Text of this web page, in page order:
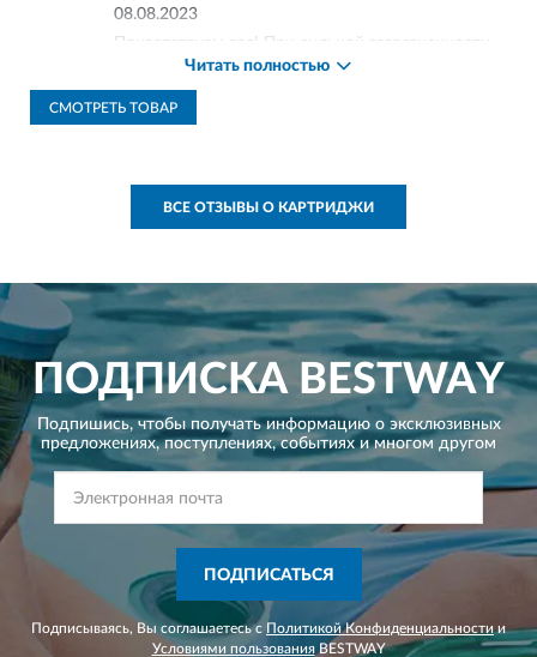
08.08.2023
Приветствуем вас! При сильной загрязненности
воды, картридж следует менять каждые две
пистолетом.
Читать полностью
СМОТРЕТЬ ТОВАР
ВСЕ ОТЗЫВЫ О КАРТРИДЖИ
ПОДПИСКАBESTWAY
Подпишись, чтобы получать информацию о эксклюзивных
предложениях,поступлениях, событиях и многом другом
ПОДПИСАТЬСЯ
Подписываясь, Вы соглашаетесь с Политикой Конфиденциальности и
Условиями пользованияBESTWAY